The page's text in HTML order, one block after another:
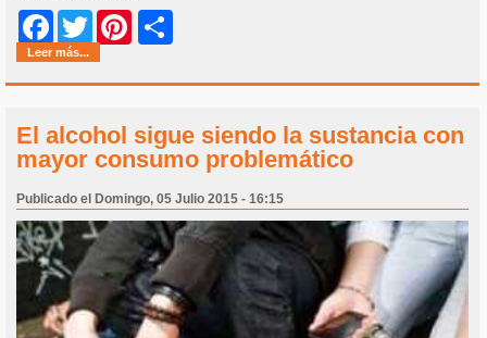
Facebook
Twitter Pinterest
Leer más...
El alcohol sigue siendo la sustancia con
mayor consumo problemático
Publicado el Domingo, 05 Julio 2015 - 16:15